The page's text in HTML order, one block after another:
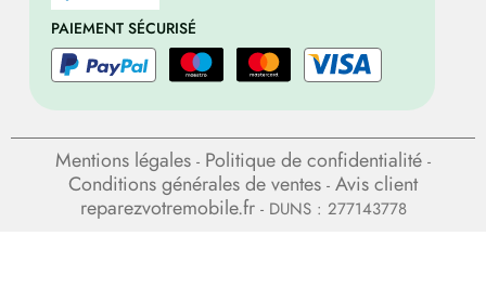
PAIEMENT SÉCURISÉ
Mentions légales - Politique de confidentialité -
Conditions générales de ventes - Avis client
reparezvotremobile.fr- DUNS : 277143778